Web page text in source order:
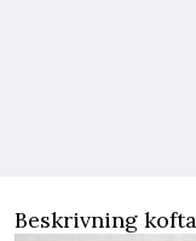
Beskrivning